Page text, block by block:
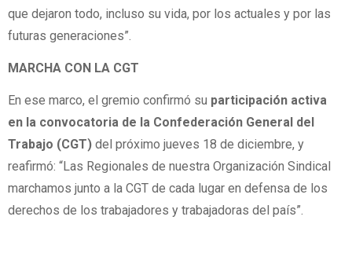
que dejaron todo, incluso su vida, por los actuales y por las
futuras generaciones”.
MARCHA CON LA CGT
En ese marco, el gremio confirmó su participación activa
en la convocatoria de la Confederación General del
Trabajo (CGT) del próximo jueves 18 de diciembre, y
reafirmó: “Las Regionales de nuestra Organización Sindical
marchamos junto a la CGT de cada lugar en defensa de los
derechos de los trabajadores y trabajadoras del país”.